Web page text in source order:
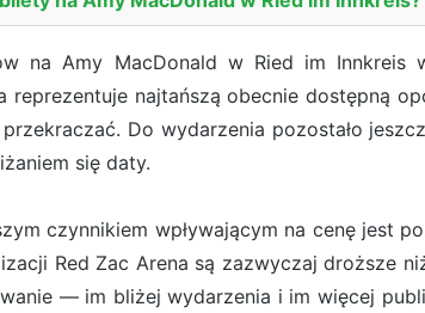
na Amy MacDonald w Ried im Innkreis
reprezentuje najtańszą obecnie dostępną
Do wydarzenia pozostało
się daty.
czynnikiem wpływającym na cenę jest
Red Zac Arena są zazwyczaj droższe
— im bliżej wydarzenia i im więcej